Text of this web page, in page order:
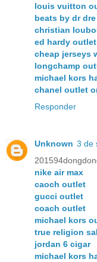
louis vuitton
beats by dr dre
christian
ed hardy outlet
cheap jerseys
longchamp
michael kors
chanel outlet
Responder
Unknown 3 de
nike air max
caoch outlet
gucci outlet
coach outlet
michael kors
true religion
jordan 6 cigar
michael kors